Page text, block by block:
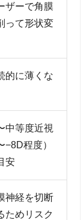
ザーで角膜
って形状変
的に薄くな
中等度近視
−8D程度）
安
神経を切断
ためリスク